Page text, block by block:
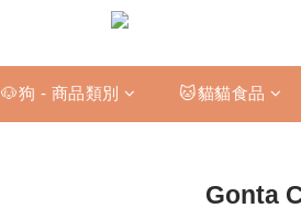
🐶狗 - 商品類別 🐱貓貓食品
Gonta